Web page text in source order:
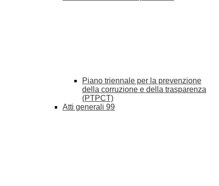
Piano triennale per la prevenzione
della corruzione e della trasparenza
(PTPCT)
Atti generali 99